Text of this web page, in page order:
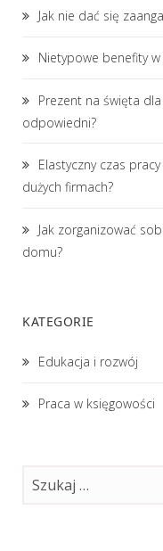
Jak nie dać się
Nietypowe benefity
Prezent na święta
odpowiedni?
Elastyczny czas
dużych firmach?
Jak zorganizować
domu?
KATEGORIE
Edukacja i rozwój
Praca w księgowości